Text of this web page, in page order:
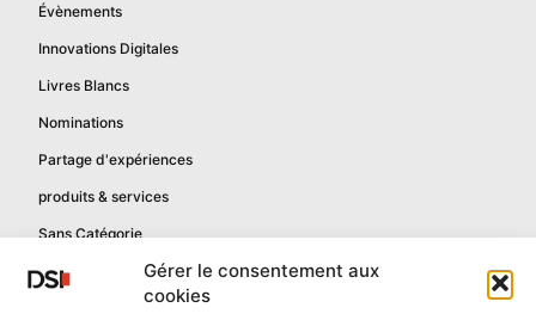
Gérer le consentement aux
cookies
Évènements
Innovations Digitales
Livres Blancs
Nominations
Partage d'expériences
produits & services
Sans Catégorie